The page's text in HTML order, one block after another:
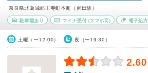
奈良県北葛城郡王寺町本町（畠田駅）
駐車場あり マイナ受付(スマホ可) 電子処
土曜（〜12:00） 夜（〜19:30）
2.60